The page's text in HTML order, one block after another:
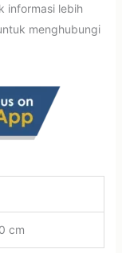
informasi lebih
menghubungi
cm